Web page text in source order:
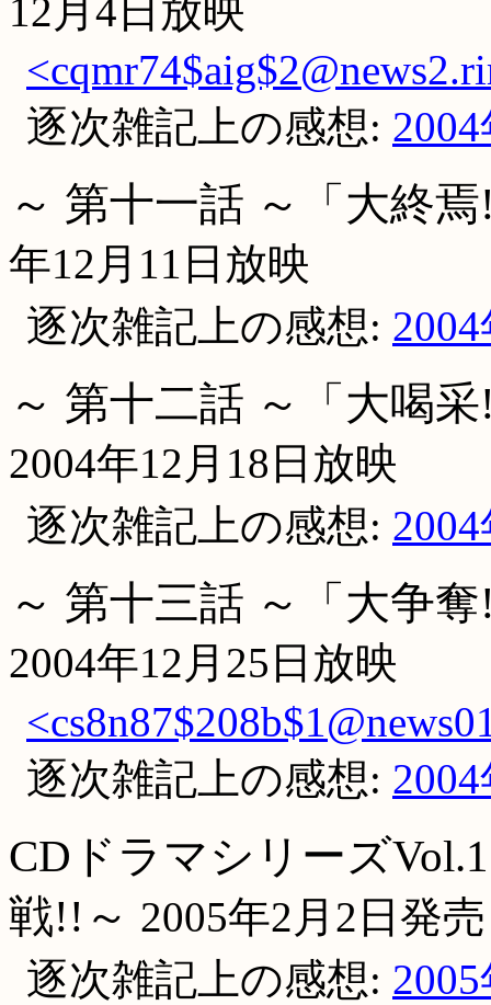
12月4日放映
逐次雑記上の感想:
～ 第十一話 ～「大終
年12月11日放映
逐次雑記上の感想:
～ 第十二話 ～「大喝
2004年12月18日放映
逐次雑記上の感想:
～ 第十三話 ～「大争
2004年12月25日放映
逐次雑記上の感想:
CDドラマシリーズ
戦!!～ 2005年2月2日発売
逐次雑記上の感想: